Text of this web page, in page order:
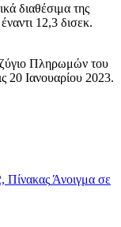
διαθέσιμα της
12,3 δισεκ.
Πληρωμών του
20 Ιανουαρίου 2023.
Πίνακας Άνοιγμα σε